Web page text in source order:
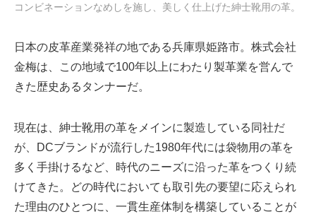
コンビネーションなめしを施し、美しく仕上げた紳士靴用の革。
日本の皮革産業発祥の地である兵庫県姫路市。株式会社
金梅は、この地域で100年以上にわたり製革業を営んで
きた歴史あるタンナーだ。
現在は、紳士靴用の革をメインに製造している同社だ
が、DCブランドが流行した1980年代には袋物用の革を
多く手掛けるなど、時代のニーズに沿った革をつくり続
けてきた。どの時代においても取引先の要望に応えられ
た理由のひとつに、一貫生産体制を構築していることが